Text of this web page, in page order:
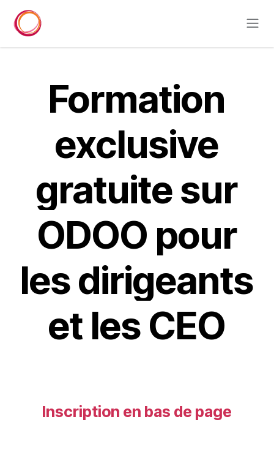
Formation
exclusive
gratuite sur
ODOO pour
les dirigeants
et les CEO
Inscription en bas de page